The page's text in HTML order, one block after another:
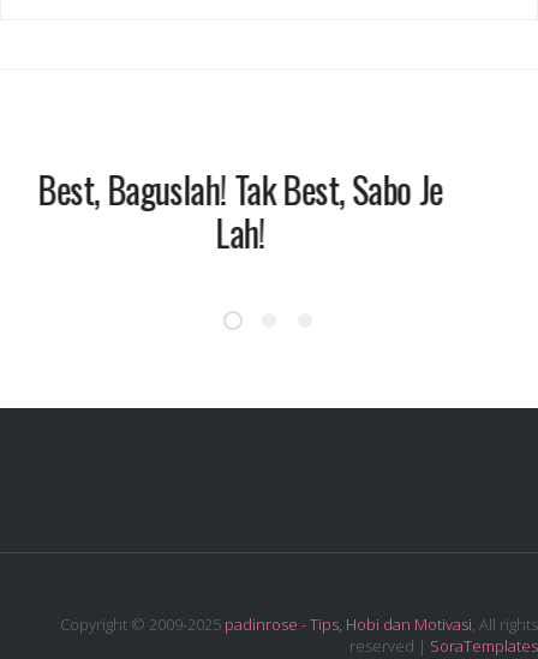
Best, Baguslah! Tak Best, Sabo Je
Lah!
Copyright © 2009-2025 padinrose - Tips, Hobi dan Motivasi, All rights
reserved | SoraTemplates